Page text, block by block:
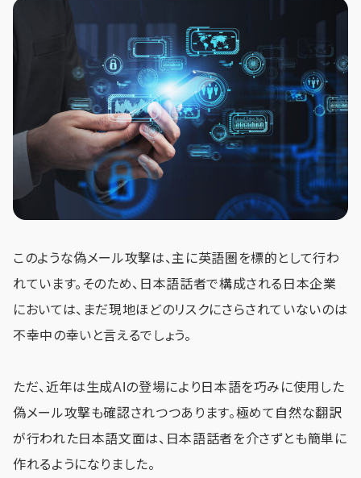
このような偽メール攻撃は、主に英語圏を標的として行わ
れています。そのため、日本語話者で構成される日本企業
においては、まだ現地ほどのリスクにさらされていないのは
不幸中の幸いと言えるでしょう。
ただ、近年は生成AIの登場により日本語を巧みに使用した
偽メール攻撃も確認されつつあります。極めて自然な翻訳
が行われた日本語文面は、日本語話者を介さずとも簡単に
作れるようになりました。